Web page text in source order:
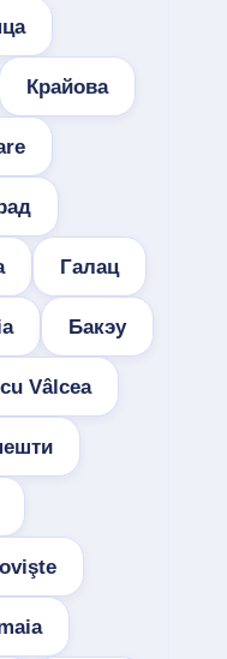
Крайова
Галац
Бакэу
Vâlcea